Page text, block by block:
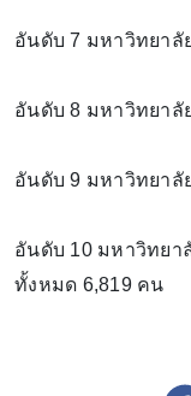
อันดับ 7 มหาวิทยาลั
อันดับ 8 มหาวิทยาลั
อันดับ 9 มหาวิทยา
อันดับ 10 มหาวิทยา
ทั้งหมด 6,819 คน